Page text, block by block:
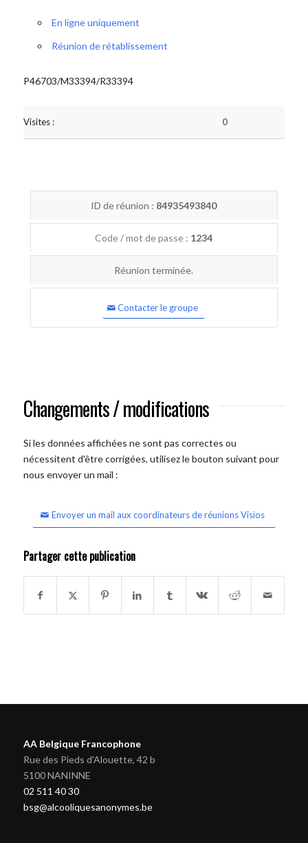
En ligne uniquement
Réunion de rétablissement
P46703/M33394/R33394
Visites : 0
ID de réunion : 84935493840
Code / mot de passe : 1234
Réunion terminée.
Contacter le groupe
Changements / modifications
Si les données affichées ne sont pas correctes ou
nécessitent d'être corrigées, utilisez le bouton suivant pour
nous envoyer un mail :
Envoyer un mail aux coordinateurs de réunions Visios
Partager cette publication
AA Belgique Francophone
Rue des Pieds d'Alouette, 42 b
5100 NANINNE
02 511 40 30
bsg@alcooliquesanonymes.be